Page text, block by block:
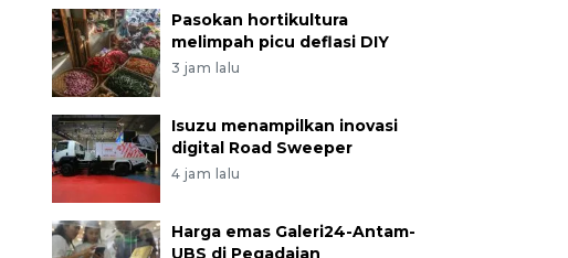
Pasokan hortikultura
melimpah picu deflasi DIY
3 jam lalu
Isuzu menampilkan inovasi
digital Road Sweeper
4 jam lalu
Harga emas Galeri24-Antam-
UBS di Pegadaian